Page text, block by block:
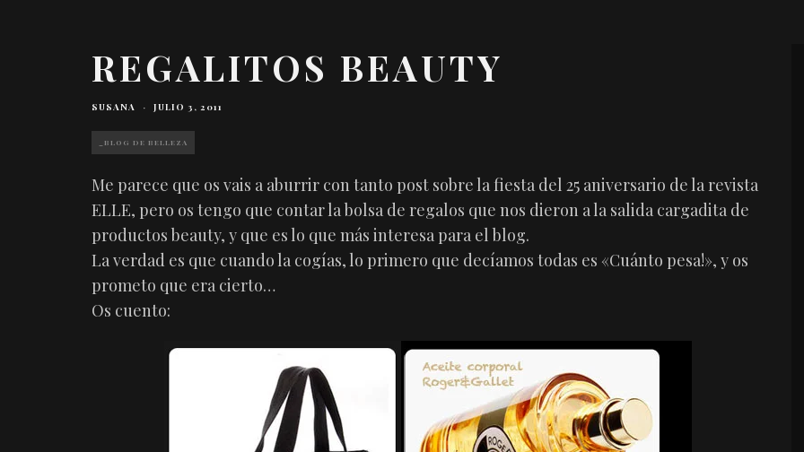
REGALITOS BEAUTY
SUSANA · JULIO 3, 2011
_BLOG DE BELLEZA
Me parece que os vais a aburrir con tanto post sobre la fiesta del 25 aniversario de la revista
ELLE, pero os tengo que contar la bolsa de regalos que nos dieron a la salida cargadita de
productos beauty, y que es lo que más interesa para el blog.
La verdad es que cuando la cogías, lo primero que decíamos todas es «Cuánto pesa!», y os
prometo que era cierto…
Os cuento: